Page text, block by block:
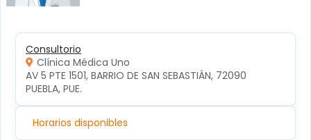
Consultorio
Clínica Médica Uno
AV 5 PTE 1501, BARRIO DE SAN SEBASTIÁN, 72090
PUEBLA, PUE.
Horarios disponibles